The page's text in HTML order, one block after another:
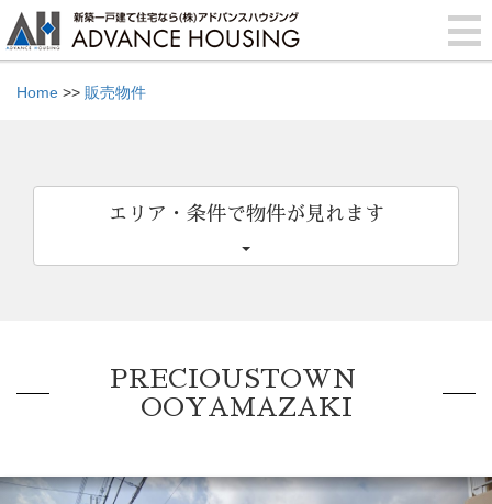
Home >> 販売物件
エリア・条件で物件が見れます
PRECIOUSTOWN
OOYAMAZAKI
Previous